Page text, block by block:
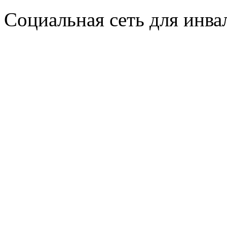
Социальная сеть для